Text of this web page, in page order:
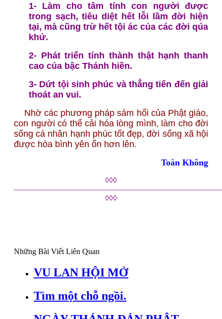
1- Làm cho tâm tính con người được
trong sạch, tiêu diệt hết lỗi lầm đời hiện
tại, mà cũng trừ hết tội ác của các đời qúa
khứ.
2- Phát triển tính thành thật hạnh thanh
cao của bậc Thánh hiền.
3- Dứt tội sinh phúc và thẳng tiến đến giải
thoát an vui.
Nhờ các phương pháp sám hối của Phật giáo,
con người có thể cải hóa lòng mình, làm cho đời
sống cá nhân hạnh phúc tốt đẹp, đời sống xã hội
được hòa bình yên ổn hơn lên.
Toàn Không
◊◊◊
◊◊◊
Những Bài Viết Liên Quan
VU LAN HỘI MỞ
Tìm một chỗ ngồi.